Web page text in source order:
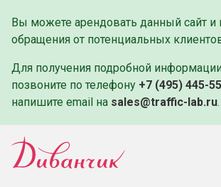
Вы можете арендовать данный сайт и
обращения от потенциальных
Для получения подробной
позвоните по телефону +7 (495) 445-
напишите email на sales@traffic-lab.ru.